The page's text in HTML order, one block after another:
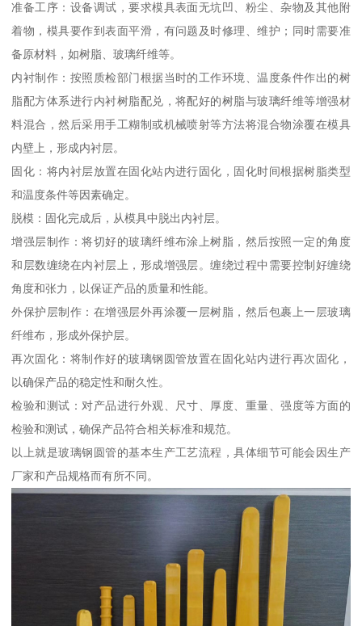
准备工序：设备调试，要求模具表面无坑凹、粉尘、杂物及其他附
着物，模具要作到表面平滑，有问题及时修理、维护；同时需要准
备原材料，如树脂、玻璃纤维等。
内衬制作：按照质检部门根据当时的工作环境、温度条件作出的树
脂配方体系进行内衬树脂配兑，将配好的树脂与玻璃纤维等增强材
料混合，然后采用手工糊制或机械喷射等方法将混合物涂覆在模具
内壁上，形成内衬层。
固化：将内衬层放置在固化站内进行固化，固化时间根据树脂类型
和温度条件等因素确定。
脱模：固化完成后，从模具中脱出内衬层。
增强层制作：将切好的玻璃纤维布涂上树脂，然后按照一定的角度
和层数缠绕在内衬层上，形成增强层。缠绕过程中需要控制好缠绕
角度和张力，以保证产品的质量和性能。
外保护层制作：在增强层外再涂覆一层树脂，然后包裹上一层玻璃
纤维布，形成外保护层。
再次固化：将制作好的玻璃钢圆管放置在固化站内进行再次固化，
以确保产品的稳定性和耐久性。
检验和测试：对产品进行外观、尺寸、厚度、重量、强度等方面的
检验和测试，确保产品符合相关标准和规范。
以上就是玻璃钢圆管的基本生产工艺流程，具体细节可能会因生产
厂家和产品规格而有所不同。